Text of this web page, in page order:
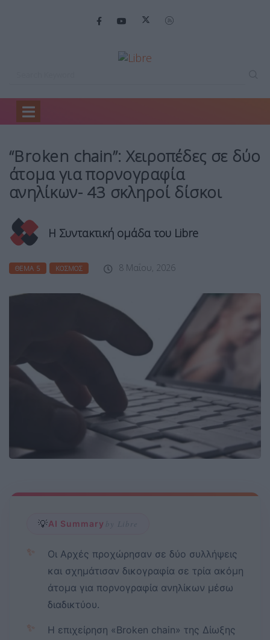
Home
“Broken chain”: Χειροπέδες σε δύο
άτομα για πορνογραφία
ανηλίκων- 43 σκληροί δίσκοι
Η Συντακτική ομάδα του Libre
ΘΈΜΑ 5 ΚΌΣΜΟΣ 8 Μαΐου, 2026
💡AI Summary by Libre
✨
Οι Αρχές προχώρησαν σε δύο συλλήψεις
και σχημάτισαν δικογραφία σε τρία ακόμη
άτομα για πορνογραφία ανηλίκων μέσω
διαδικτύου.
✨
Η επιχείρηση «Broken chain» της Δίωξης